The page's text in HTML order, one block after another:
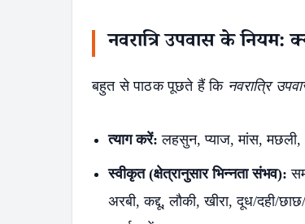
नवरात्रि उपवास के नियम:
बहुत से पाठक पूछते हैं कि नवरात्रि
त्याग करें: लहसुन, प्याज, मांस,
स्वीकृत (क्षेत्रानुसार भिन्नता संभव):
अरबी, कद्दू, लौकी, खीरा, दूध/दही/